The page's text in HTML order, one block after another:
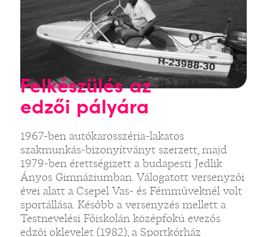
Felkészülés az
edzői pályára
1967-ben autókarosszéria-lakatos
szakmunkás-bizonyítványt szerzett, majd
1979-ben érettségizett a budapesti Jedlik
Ányos Gimnáziumban. Válogatott versenyzői
évei alatt a Csepel Vas- és Fémműveknél volt
sportállása. Később a versenyzés mellett a
Testnevelési Főiskolán középfokú evezős
edzői oklevelet (1982), a Sportkórház